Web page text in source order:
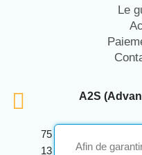
Le
A2S
75 Avenue Marcellin
13 290 Aix En
Afin de